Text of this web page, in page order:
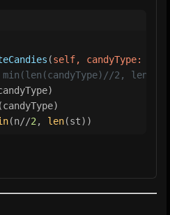
(self, candyType:
2,
(candyType)
(n//2, len(st))